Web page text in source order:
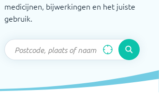
medicijnen, bijwerkingen en het juiste
gebruik.